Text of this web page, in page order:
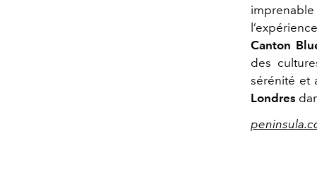
imprenable
Canton
des
sérénité et
Londres